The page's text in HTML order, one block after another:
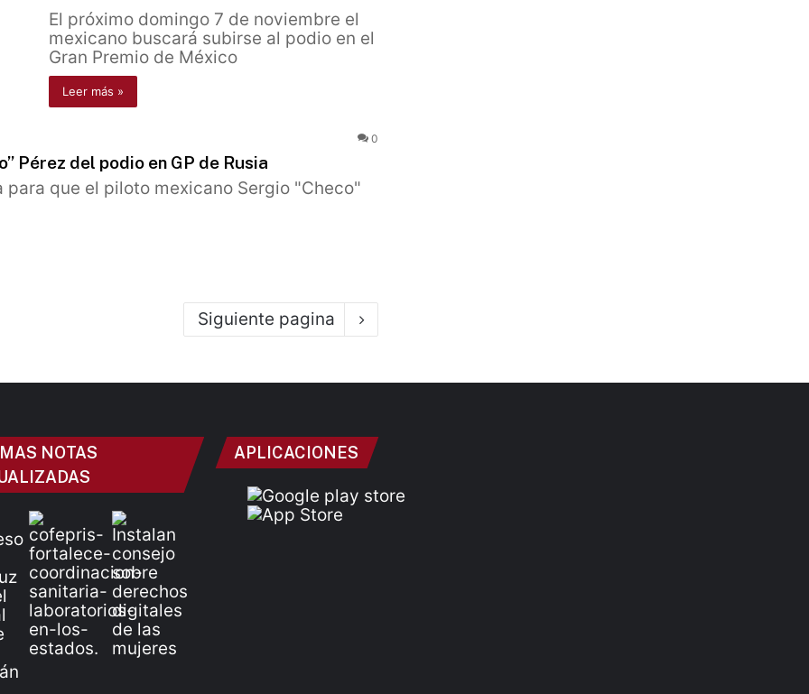
El próximo domingo 7 de noviembre el
mexicano buscará subirse al podio en el
Gran Premio de México
Leer más »
0
Pérez del podio en GP de Rusia
que el piloto mexicano Sergio "Checo"
Siguiente pagina
NOTAS
APLICACIONES